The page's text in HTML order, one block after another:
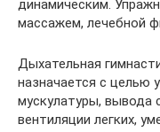
динамическим.
массажем, лечебной
Дыхательная
назначается с целью
мускулатуры, вывода
вентиляции легких,